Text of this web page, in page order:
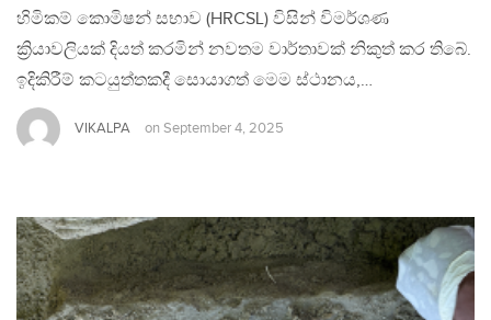
හිමිකම් කොමිෂන් සභාව (HRCSL) විසින් විමර්ශණ
ක්‍රියාවලියක් දියත් කරමින් නවතම වාර්තාවක් නිකුත් කර තිබේ.
ඉදිකිරීම් කටයුත්තකදී සොයාගත් මෙම ස්ථානය,…
VIKALPA on September 4, 2025